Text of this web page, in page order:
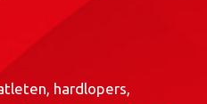
hardlopers,